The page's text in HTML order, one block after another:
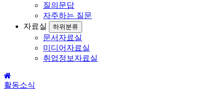
질의문답
자주하는 질문
자료실
하위분류
문서자료실
미디어자료실
취업정보자료실
활동소식